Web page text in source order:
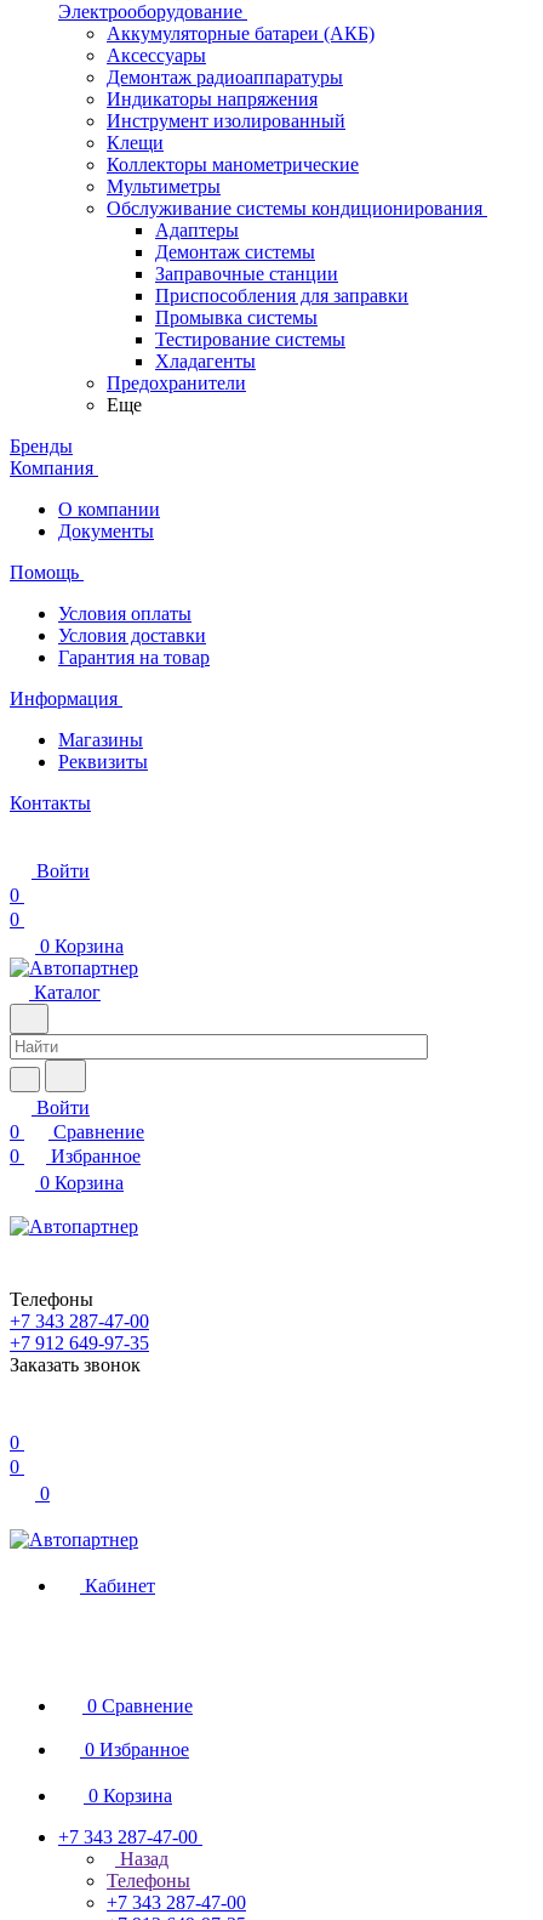
Электрооборудование
Аккумуляторные батареи (АКБ)
Аксессуары
Демонтаж радиоаппаратуры
Индикаторы напряжения
Инструмент изолированный
Клещи
Коллекторы манометрические
Мультиметры
Обслуживание системы кондиционирования
Адаптеры
Демонтаж системы
Заправочные станции
Приспособления для заправки
Промывка системы
Тестирование системы
Хладагенты
Предохранители
Еще
Бренды
Компания
О компании
Документы
Помощь
Условия оплаты
Условия доставки
Гарантия на товар
Информация
Магазины
Реквизиты
Контакты
Войти
0
0
0 Корзина
Каталог
Войти
0
Сравнение
0
Избранное
0 Корзина
Телефоны
+7 343 287-47-00
+7 912 649-97-35
Заказать звонок
0
0
0
Кабинет
0 Сравнение
0 Избранное
0 Корзина
+7 343 287-47-00
Назад
Телефоны
+7 343 287-47-00